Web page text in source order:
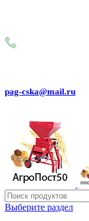
pag-cska@mail.ru
Выберите раздел